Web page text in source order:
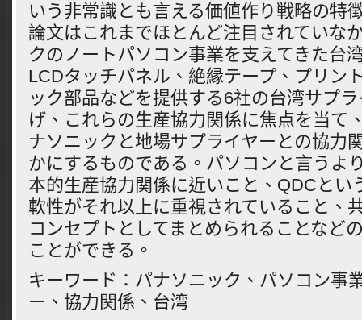
いう非常識とも言える価値作り戦略の特
論文はこれまでほとんど注目されていな
クのノートパソコン事業を支えてきた台
LCDタッチパネル、絶縁テープ、プリン
ック部品などを提供する6社の台湾サプ
げ、これらの生産協力関係に焦点を当て
ナソニックと地場サプライヤーとの協力
かにするものである。パソコンと言うよ
本的生産協力関係に近いこと、QDCとい
軟性がそれ以上に重視されていること、
コンセプトとしてまとめられることなど
ことができる。
キーワード：パナソニック、パソコン事
ー、協力関係、台湾